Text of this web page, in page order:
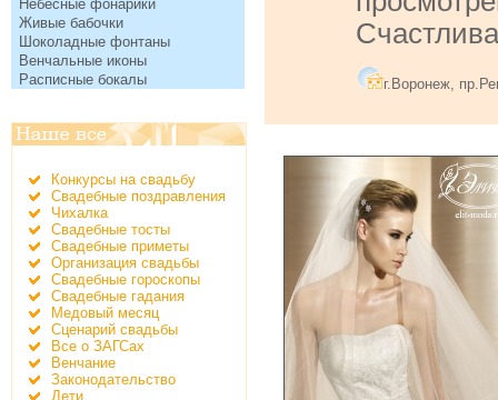
Небесные фонарики
Живые бабочки
Шоколадные фонтаны
Венчальные иконы
Расписные бокалы
Конкурсы на свадьбу
Свадебные поздравления
Чихалка
Свадебные тосты
Свадебные приметы
Организация свадьбы
Свадебные гороскопы
Свадебные гадания
Медовый месяц
Сценарий свадьбы
Все о ЗАГСах
Венчание
Законодательство
Дети
г.Воронеж,